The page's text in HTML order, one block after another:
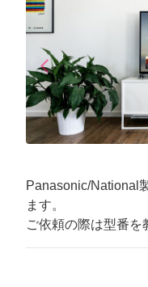
arrow_back_iosPrevious
Panasonic/National
ます。
ご依頼の際は型番を